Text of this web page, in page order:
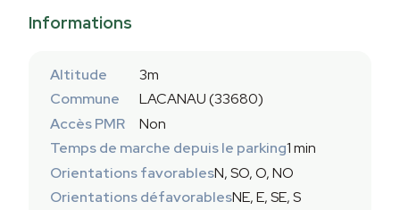
Informations
Altitude
3m
Commune
LACANAU (33680)
Accès PMR
Non
Temps de marche depuis le parking1 min
Orientations favorablesN, SO, O, NO
Orientations défavorablesNE, E, SE, S